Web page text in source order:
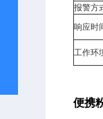
报警方
响应时
工作环
便携